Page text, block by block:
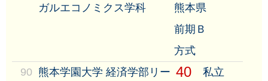
ガルエコノミクス学科
熊本県
前期Ｂ
方式
90 熊本学園大学 経済学部リー 40
私立